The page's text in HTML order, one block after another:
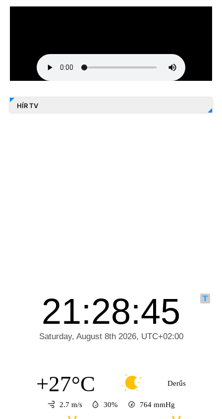
HÍR TV
+27°C Derűs
2.7 m/s 30% 764 mmHg